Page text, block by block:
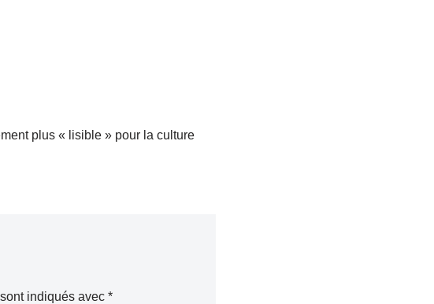
plus « lisible » pour la culture
indiqués avec *